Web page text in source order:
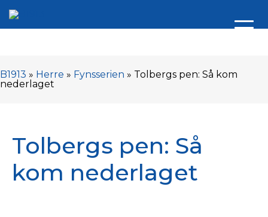
B1913 » Herre » Fynsserien » Tolbergs pen: Så kom
nederlaget
Tolbergs pen: Så
kom nederlaget